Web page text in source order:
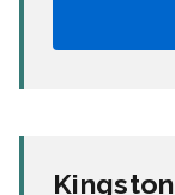
Kingston